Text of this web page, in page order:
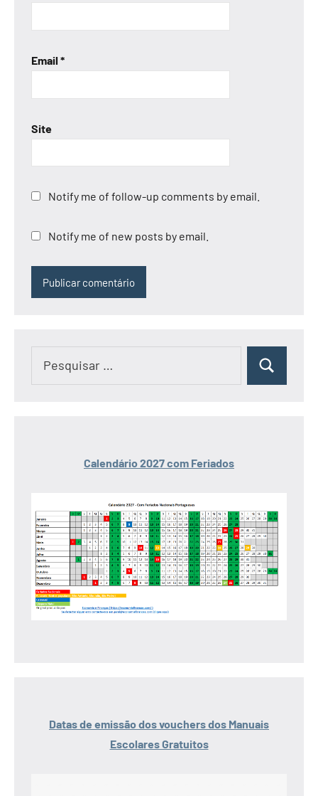
Email *
Site
Notify me of follow-up comments by email.
Notify me of new posts by email.
Pesquisar
Calendário 2027 com Feriados
Datas de emissão dos vouchers dos Manuais
Escolares Gratuitos